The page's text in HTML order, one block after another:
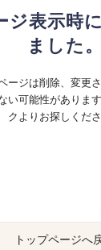
ジ表示時
ました。
ージは削除、変更
い可能性がありま
クよりお探しくださ
トップページへ